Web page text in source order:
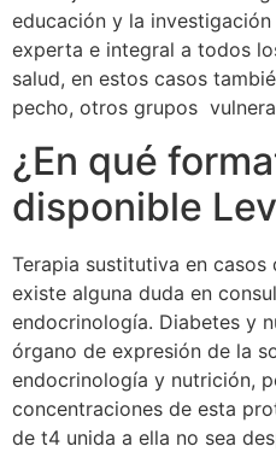
educación y la
experta e integral a todos
salud, en estos casos
pecho, otros grupos
¿En qué
disponible
Terapia sustitutiva en
existe alguna duda en
endocrinología. Diabetes y
órgano de expresión de la
endocrinología y nutrición,
concentraciones de esta
de t4 unida a ella no sea